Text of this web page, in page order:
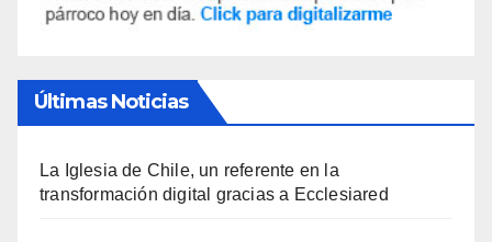
Últimas Noticias
La Iglesia de Chile, un referente en la
transformación digital gracias a Ecclesiared